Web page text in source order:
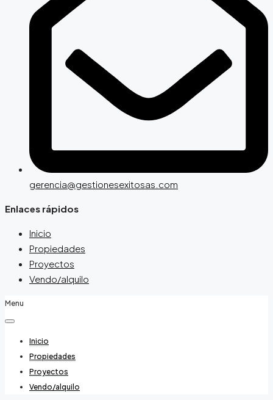
gerencia@gestionesexitosas.com
Enlaces rápidos
Inicio
Propiedades
Proyectos
Vendo/alquilo
Menu
Inicio
Propiedades
Proyectos
Vendo/alquilo